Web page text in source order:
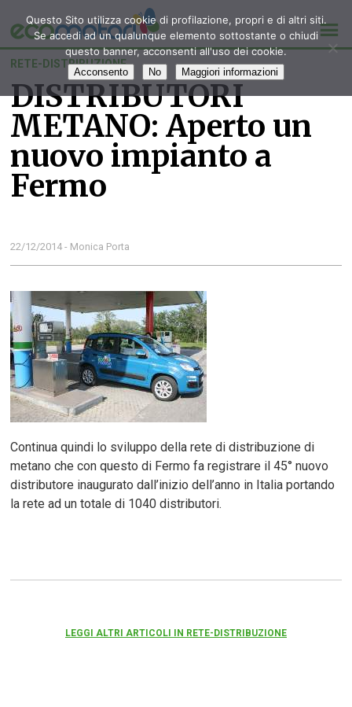
RETE-DISTRIBUZIONE
DISTRIBUTORI
METANO: Aperto un
nuovo impianto a
Fermo
22/12/2014 - Monica Porta
Continua quindi lo sviluppo della rete di distribuzione di
metano che con questo di Fermo fa registrare il 45° nuovo
distributore inaugurato dall’inizio dell’anno in Italia portando
la rete ad un totale di 1040 distributori.
LEGGI ALTRI ARTICOLI IN RETE-DISTRIBUZIONE
Questo Sito utilizza cookie di profilazione, propri e di altri siti.
Se accedi ad un qualunque elemento sottostante o chiudi
questo banner, acconsenti all'uso dei cookie.
Acconsento No Maggiori informazioni